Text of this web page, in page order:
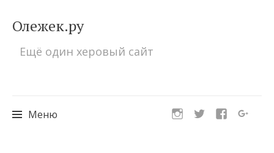
Олежек.ру
Ещё один херовый сайт
Меню